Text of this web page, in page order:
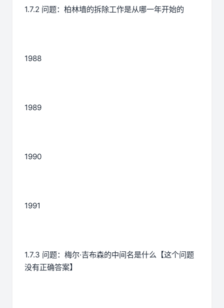
1.7.2 问题：柏林墙的拆除工作是从哪一年开始的
1988
1989
1990
1991
1.7.3 问题：梅尔·吉布森的中间名是什么【这个问题
没有正确答案】